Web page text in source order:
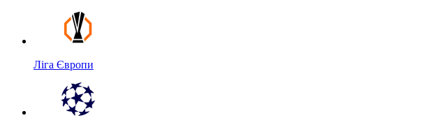
Ліга Європи